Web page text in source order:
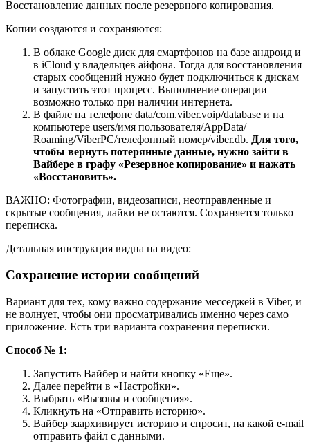
Восстановление данных после резервного копирования.
Копии создаются и сохраняются:
В облаке Google диск для смартфонов на базе андроид и
в iCloud у владельцев айфона. Тогда для восстановления
старых сообщений нужно будет подключиться к дискам
и запустить этот процесс. Выполнение операции
возможно только при наличии интернета.
В файле на телефоне data/com.viber.voip/database и на
компьютере users/имя пользователя/AppData/
Roaming/ViberPC/телефонный номер/viber.db. Для того,
чтобы вернуть потерянные данные, нужно зайти в
Вайбере в графу «Резервное копирование» и нажать
«Восстановить».
ВАЖНО: Фотографии, видеозаписи, неотправленные и
скрытые сообщения, лайки не остаются. Сохраняется только
переписка.
Детальная инструкция видна на видео:
Сохранение истории сообщений
Вариант для тех, кому важно содержание месседжей в Viber, и
не волнует, чтобы они просматривались именно через само
приложение. Есть три варианта сохранения переписки.
Способ № 1:
Запустить Вайбер и найти кнопку «Еще».
Далее перейти в «Настройки».
Выбрать «Вызовы и сообщения».
Кликнуть на «Отправить историю».
Вайбер заархивирует историю и спросит, на какой e-mail
отправить файл с данными.